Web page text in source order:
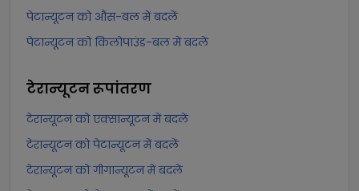
पेटान्यूटन को औंस-बल में बदलें
पेटान्यूटन को किलोपाउंड-बल में बदलें
टेरान्यूटनरूपांतरण
टेरान्यूटन को एक्सान्यूटन में बदलें
टेरान्यूटन को पेटान्यूटन में बदलें
टेरान्यूटन को गीगान्यूटन में बदलें